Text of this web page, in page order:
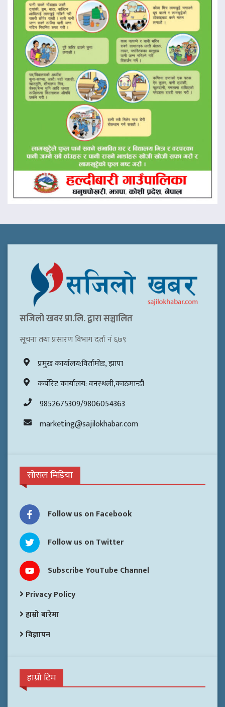
सजिलो खवर प्रा.लि. द्वारा सञ्चालित
सूचना तथा प्रसारण विभाग दर्ता नं ६७९
प्रमुख कार्यालय:विर्तामोड, झापा
कर्पोरेट कार्यालय: वनस्थली,काठमान्डौ
9852675309/9806054363
marketing@sajilokhabar.com
सोसल मिडिया
Follow us on Facebook
Follow us on Twitter
Subscribe YouTube Channel
Privacy Policy
हाम्रो बारेमा
विज्ञापन
हाम्रो टिम